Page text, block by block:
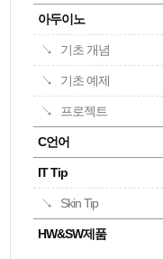
아두이노
기초 개념
기초 예제
프로젝트
C언어
IT Tip
Skin Tip
HW&SW제품